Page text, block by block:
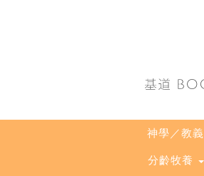
神學／教義
分齡牧養